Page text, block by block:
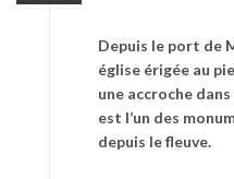
Depuis le port de
église érigée au
une accroche
est l’un des
depuis le fleuve.